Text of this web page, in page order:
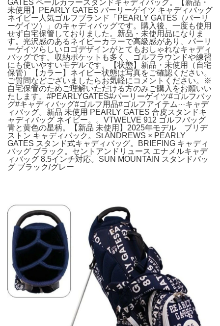
GATES ペールカラースタンドキャディバッグ。【新品・
未使用】PEARLY GATES パーリーゲイツ キャディバッグ
ネイビー人気ゴルフブランド「PEARLY GATES（パーリ
ーゲイツ）」のキャディバッグです。購入後、一度も使用
せず自宅保管しておりました。新品・未使用品になりま
す。光沢感のあるネイビーカラーで高級感があり、パーリ
ーゲイツらしいロゴデザインがとてもおしゃれなキャディ
バッグです。収納ポケットも多く、ゴルフラウンドや練習
にも使いやすいモデルです。【状態】新品・未使用（自宅
保管）【カラー】ネイビー状態は写真をご確認ください。
ご質問などございましたらお気軽にコメントください。※
自宅保管のためご理解いただける方のみご購入をお願いい
たします。#PEARLYGATES#パーリーゲイツ#ゴルフバッ
グ#キャディバッグ#ゴルフ用品#ゴルフアイテム···キャデ
ィバッグ。新品 未使用 PEARLY GATES 合皮スタンドキ
ャディバッグ ネイビー。。VTWELVE 912 ゴルフバッグ
青と黄色の星柄。【新品 未使用】2025年モデル ブリヂ
ストン キャディバック。St ANDREWS × PEARLY
GATES スタンド式キャディバッグ。BRIEFING キャディ
バッグ ブラック。セントアンドリュース エナメルキャデ
ィバッグ 8.5インチ対応。SUN MOUNTAIN スタンドバッ
グ ブラック/グレー